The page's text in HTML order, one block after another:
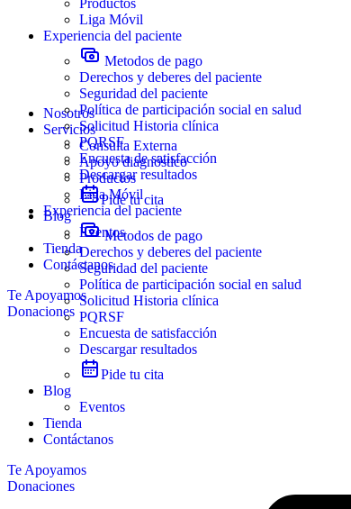
Productos
Liga Móvil
Experiencia del paciente
Metodos de pago
Derechos y deberes del paciente
Seguridad del paciente
Política de participación social en salud
Solicitud Historia clínica
PQRSF
Encuesta de satisfacción
Descargar resultados
Pide tu cita
Blog
Eventos
Tienda
Contáctanos
Te Apoyamos
Donaciones
Nosotros
Servicios
Consulta Externa
Apoyo diagnóstico
Productos
Liga Móvil
Experiencia del paciente
Metodos de pago
Derechos y deberes del paciente
Seguridad del paciente
Política de participación social en salud
Solicitud Historia clínica
PQRSF
Encuesta de satisfacción
Descargar resultados
Pide tu cita
Blog
Eventos
Tienda
Contáctanos
Te Apoyamos
Donaciones